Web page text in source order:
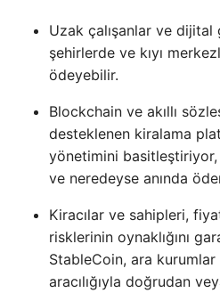
Uzak çalışanlar ve
şehirlerde ve kıyı
ödeyebilir.
Blockchain ve akıllı
desteklenen kiralama
yönetimini basitleştiriyor,
ve neredeyse anında
Kiracılar ve sahipleri,
risklerinin oynaklığını
StableCoin, ara
aracılığıyla doğrudan